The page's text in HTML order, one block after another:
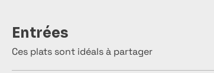
Entrées
Ces plats sont idéals à partager